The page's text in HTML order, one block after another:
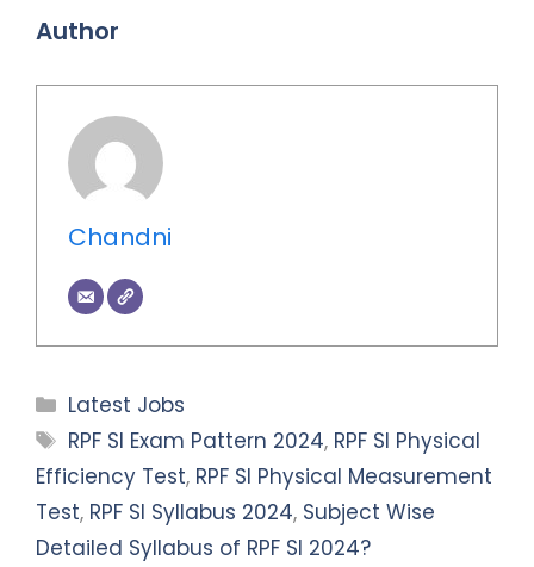
Author
Chandni
Categories
Latest Jobs
Tags
RPF SI Exam Pattern 2024, RPF SI Physical
Efficiency Test, RPF SI Physical Measurement
Test, RPF SI Syllabus 2024, Subject Wise
Detailed Syllabus of RPF SI 2024?